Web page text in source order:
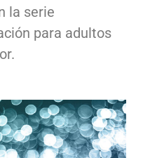
la serie
para adultos